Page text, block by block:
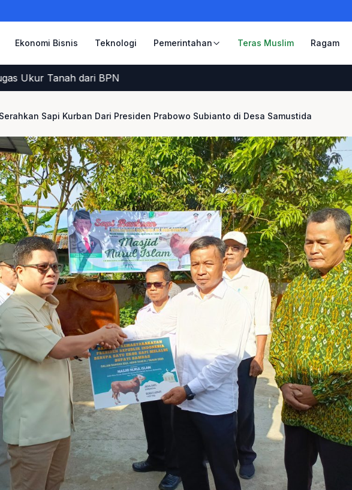
Ekonomi Bisnis Teknologi Pemerintahan Teras Muslim Ragam
Tanah dari BPN
Sapi Kurban Dari Presiden Prabowo Subianto di Desa Samustida